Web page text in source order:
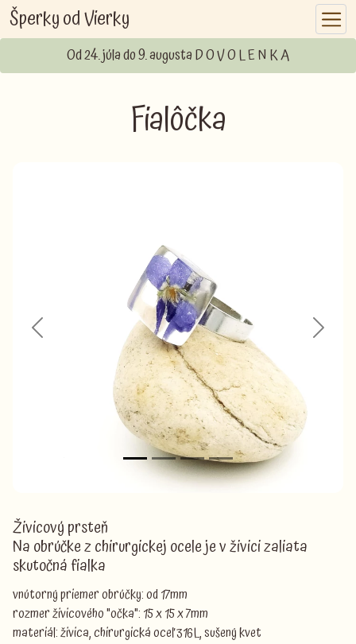
Šperky od Vierky
Od 24. júla do 9. augusta D O V O L E N K A
Fialôčka
Previous Next
Živicový prsteň
Na obrúčke z chirurgickej ocele je v živici zaliata
skutočná fialka
vnútorný priemer obrúčky: od 17mm
rozmer živicového "očka": 15 x 15 x 7mm
materiál: živica, chirurgická oceľ 316L, sušený kvet